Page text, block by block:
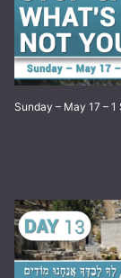
Sunday – May 17 –